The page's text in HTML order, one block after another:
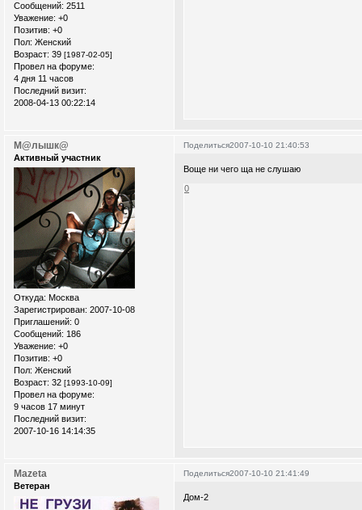
Сообщений: 2511
Уважение: +0
Позитив: +0
Пол: Женский
Возраст: 39 [1987-02-05]
Провел на форуме:
4 дня 11 часов
Последний визит:
2008-04-13 00:22:14
Поделиться2007-10-10 21:40:53
М@лышк@
Активный участник
Откуда: Москва
Зарегистрирован: 2007-10-08
Приглашений: 0
Сообщений: 186
Уважение: +0
Позитив: +0
Пол: Женский
Возраст: 32 [1993-10-09]
Провел на форуме:
9 часов 17 минут
Последний визит:
2007-10-16 14:14:35
Воще ни чего ща не слушаю
0
Поделиться2007-10-10 21:41:49
Mazeta
Ветеран
Дом-2